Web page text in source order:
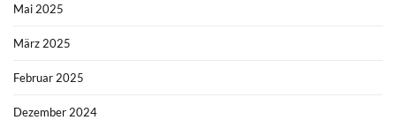
Mai 2025
März 2025
Februar 2025
Dezember 2024